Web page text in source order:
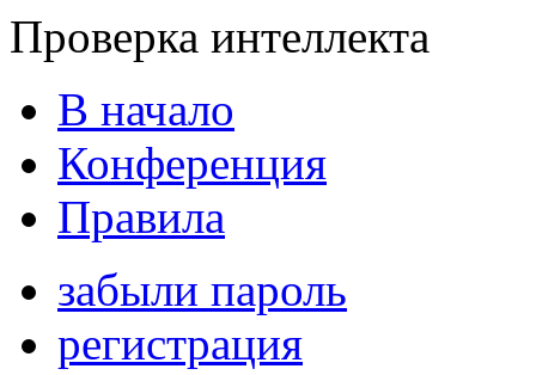
Проверка интеллекта
В начало
Конференция
Правила
забыли пароль
регистрация